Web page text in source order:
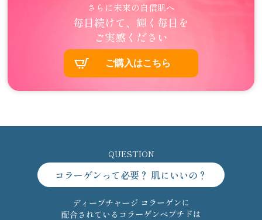
さらに未来の自信肌へ
毎日続けて、輝く毎日を
ご実感ください
ご購入はこちら
QUESTION
コラーゲンって必要？ 肌にいいの？